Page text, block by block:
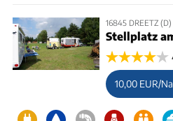
16845 DREETZ (D)
Stellplatz
10,00 EUR/